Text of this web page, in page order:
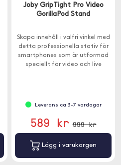
Joby GripTight Pro Video
GorillaPod Stand
Skapa innehåll i valfri vinkel med
detta professionella stativ för
smartphones som är utformad
speciellt för video och live
Leverans ca 3-7 vardagar
589 kr 999 kr
Lägg i varukorgen